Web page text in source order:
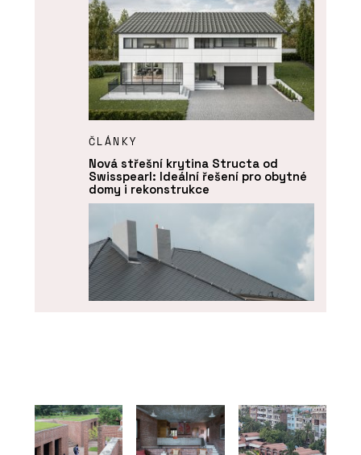
ČLÁNKY
Nová střešní krytina Structa od
Swisspearl: Ideální řešení pro obytné
domy i rekonstrukce
krytina Swisspearl